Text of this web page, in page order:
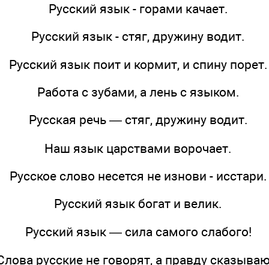
Русский язык - горами качает.
Русский язык - стяг, дружину водит.
Русский язык поит и кормит, и спину порет.
Работа с зубами, а лень с языком.
Русская речь — стяг, дружину водит.
Наш язык царствами ворочает.
Русское слово несется не изнови - исстари.
Русский язык богат и велик.
Русский язык — сила самого слабого!
русские не говорят, а правду